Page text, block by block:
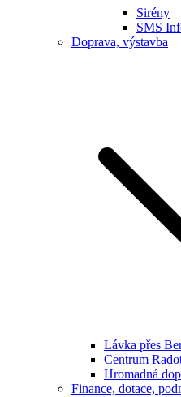
Sirény
SMS
Doprava, výstavba
Lávka přes
Centrum
Hromadná
Finance, dotace,